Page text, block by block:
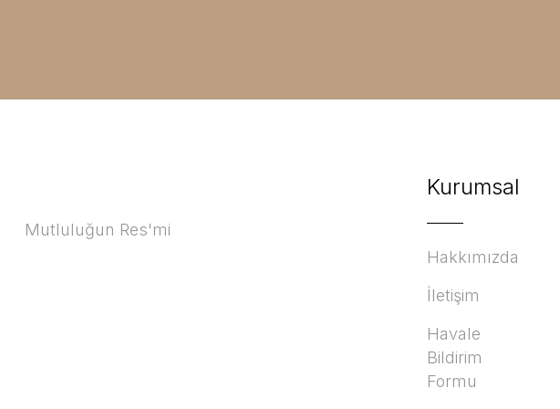
Mutluluğun Res'mi
Kurumsal
Hakkımızda
İletişim
Havale
Bildirim
Formu